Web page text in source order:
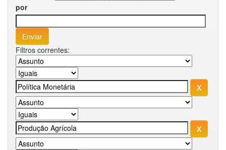
por
Filtros correntes: